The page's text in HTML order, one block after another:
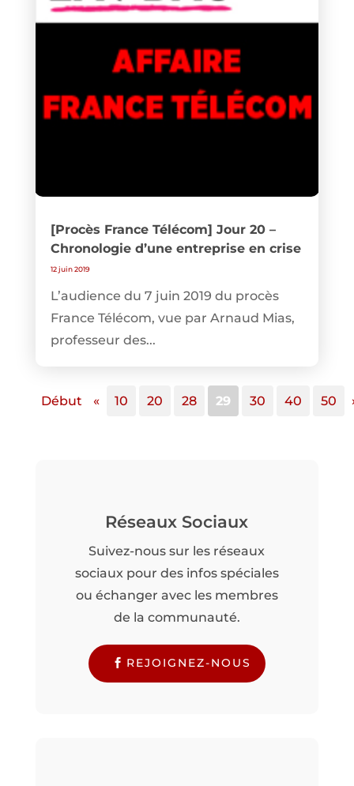
[Procès France Télécom] Jour 20 –
Chronologie d’une entreprise en crise
12 juin 2019
L’audience du 7 juin 2019 du procès
France Télécom, vue par Arnaud Mias,
professeur des...
Début « 10 20 28 29 30 40 50
Réseaux Sociaux
Suivez-nous sur les réseaux
sociaux pour des infos spéciales
ou échanger avec les membres
de la communauté.
REJOIGNEZ-NOUS